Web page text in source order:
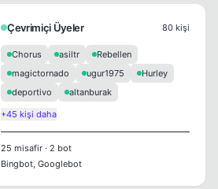
Çevrimiçi Üyeler 80 kişi
Chorus asiltr
Rebellen
magictornado
ugur1975
Hurley
deportivo
altanburak
+45 kişi daha
25 misafir · 2 bot
Bingbot, Googlebot